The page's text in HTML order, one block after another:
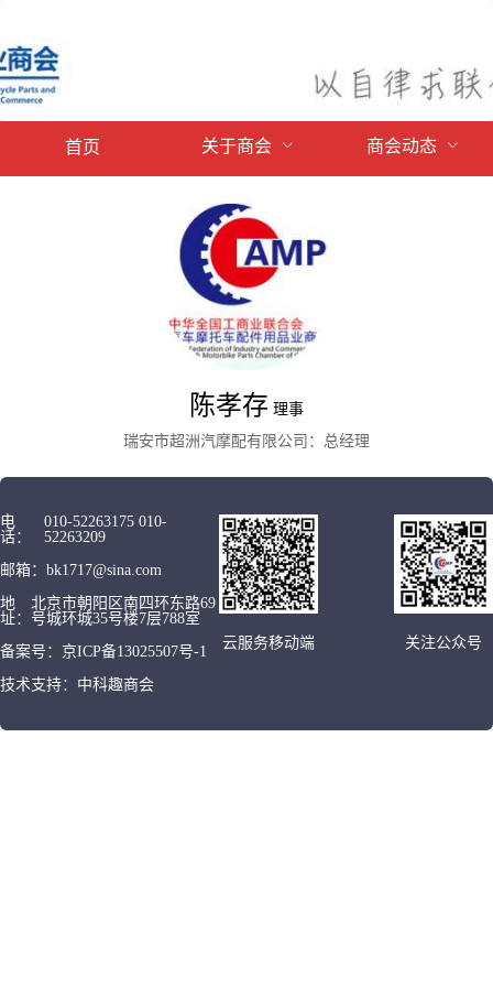
首页 关于商会 商会动态
陈孝存 理事
瑞安市超洲汽摩配有限公司：总经理
电
话：
010-52263175 010-
52263209
邮箱： bk1717@sina.com
地
址：
北京市朝阳区南四环东路69
号城环城35号楼7层788室
备案号： 京ICP备13025507号-1
技术支持： 中科趣商会
云服务移动端 关注公众号